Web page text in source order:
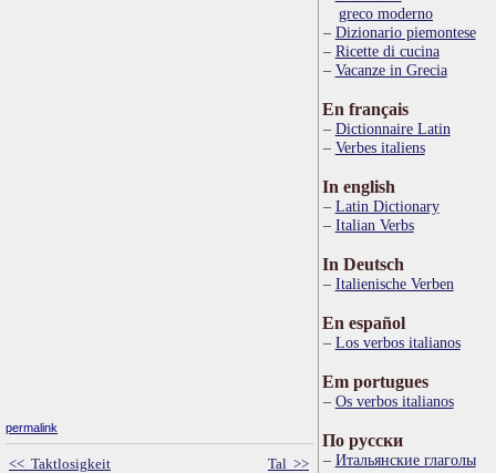
permalink
<< Taktlosigkeit Tal >>
greco moderno
Dizionario piemontese
Ricette di cucina
Vacanze in Grecia
En français
Dictionnaire Latin
Verbes italiens
In english
Latin Dictionary
Italian Verbs
In Deutsch
Italienische Verben
En español
Los verbos italianos
Em portugues
Os verbos italianos
По русски
Итальянские глаголы